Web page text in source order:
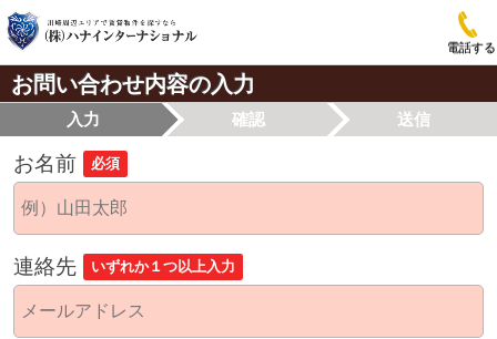
電話する
お問い合わせ内容の入力
入力 確認 送信
お名前 必須
連絡先 いずれか１つ以上入力